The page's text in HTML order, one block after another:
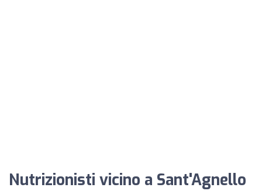
Nutrizionisti vicino a Sant'Agnello